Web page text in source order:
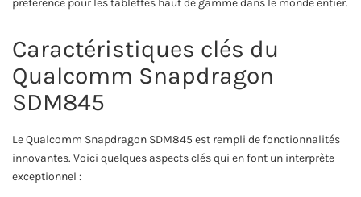
Caractéristiques clés du
Qualcomm Snapdragon
SDM845
Le Qualcomm Snapdragon SDM845 est rempli de fonctionnalités
innovantes. Voici quelques aspects clés qui en font un interprète
exceptionnel :